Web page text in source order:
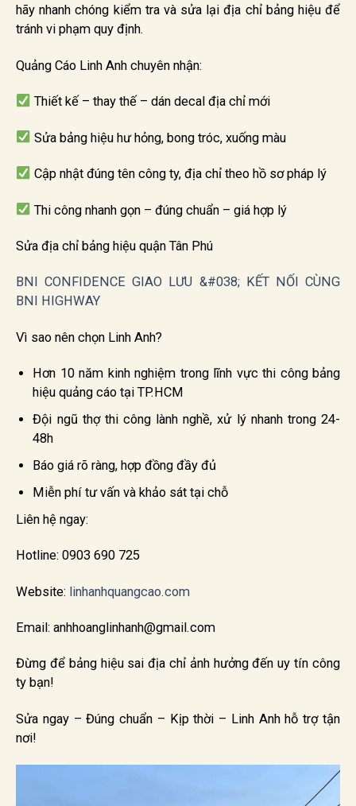
hãy nhanh chóng kiểm tra và sửa lại địa chỉ bảng hiệu để
tránh vi phạm quy định.
Quảng Cáo Linh Anh chuyên nhận:
Thiết kế – thay thế – dán decal địa chỉ mới
Sửa bảng hiệu hư hỏng, bong tróc, xuống màu
Cập nhật đúng tên công ty, địa chỉ theo hồ sơ pháp lý
Thi công nhanh gọn – đúng chuẩn – giá hợp lý
Sửa địa chỉ bảng hiệu quận Tân Phú
BNI CONFIDENCE GIAO LƯU &#038; KẾT NỐI CÙNG
BNI HIGHWAY
Vì sao nên chọn Linh Anh?
Hơn 10 năm kinh nghiệm trong lĩnh vực thi công bảng
hiệu quảng cáo tại TP.HCM
Đội ngũ thợ thi công lành nghề, xử lý nhanh trong 24-
48h
Báo giá rõ ràng, hợp đồng đầy đủ
Miễn phí tư vấn và khảo sát tại chỗ
Liên hệ ngay:
Hotline: 0903 690 725
Website: linhanhquangcao.com
Email: anhhoanglinhanh@gmail.com
Đừng để bảng hiệu sai địa chỉ ảnh hưởng đến uy tín công
ty bạn!
Sửa ngay – Đúng chuẩn – Kịp thời – Linh Anh hỗ trợ tận
nơi!